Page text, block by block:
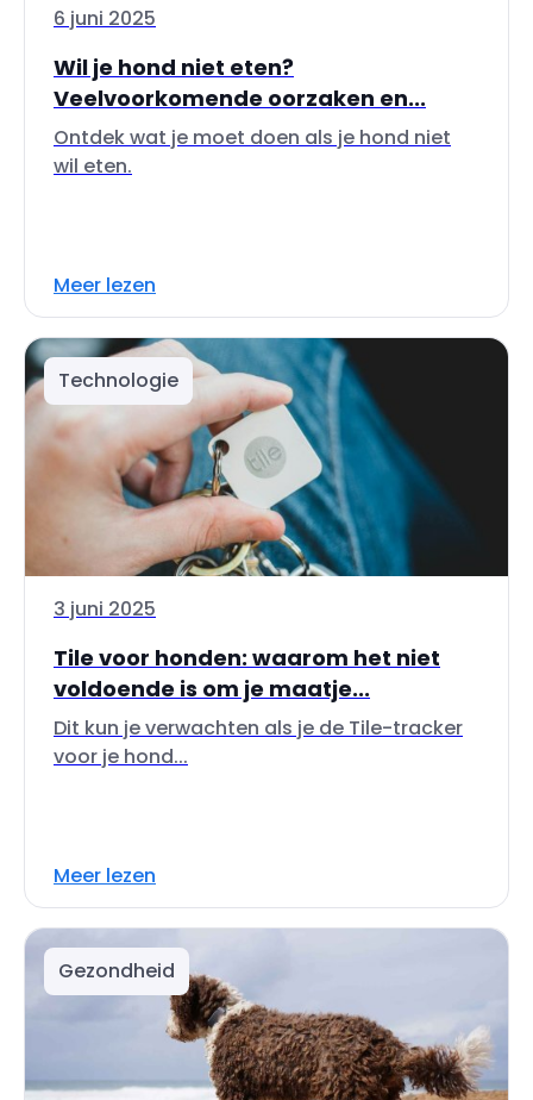
6 juni 2025
Wil je hond niet eten?
Veelvoorkomende oorzaken en...
Ontdek wat je moet doen als je hond niet
wil eten.
Meer lezen
Technologie
3 juni 2025
Tile voor honden: waarom het niet
voldoende is om je maatje...
Dit kun je verwachten als je de Tile-tracker
voor je hond...
Meer lezen
Gezondheid